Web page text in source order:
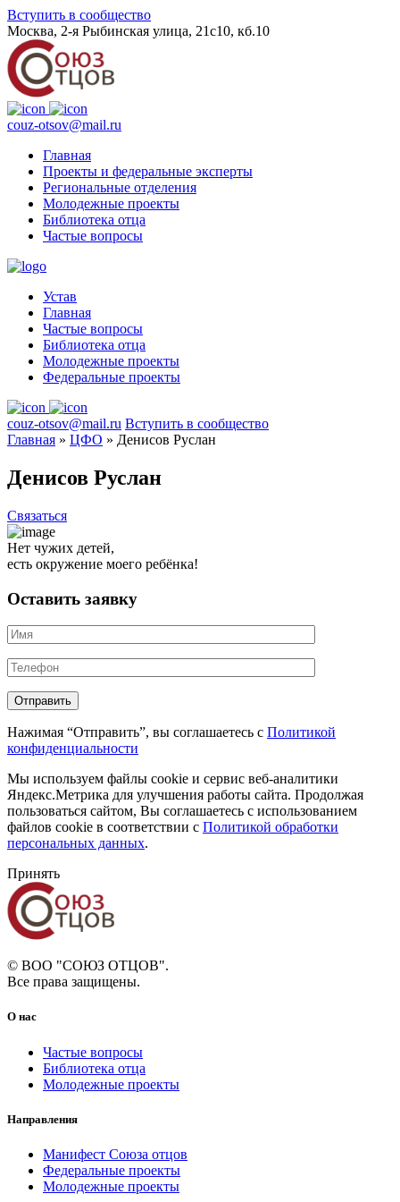
Вступить в сообщество
Москва, 2-я Рыбинская улица, 21с10, кб.10
couz-otsov@mail.ru
Главная
Проекты и федеральные эксперты
Региональные отделения
Молодежные проекты
Библиотека отца
Частые вопросы
Устав
Главная
Частые вопросы
Библиотека отца
Молодежные проекты
Федеральные проекты
couz-otsov@mail.ru Вступить в сообщество
Главная » ЦФО » Денисов Руслан
Денисов Руслан
Связаться
Нет чужих детей,
есть окружение моего ребёнка!
Оставить заявку
Нажимая “Отправить”, вы соглашаетесь с Политикой
конфиденциальности
Мы используем файлы cookie и сервис веб-аналитики
Яндекс.Метрика для улучшения работы сайта. Продолжая
пользоваться сайтом, Вы соглашаетесь с использованием
файлов cookie в соответствии с Политикой обработки
персональных данных.
Принять
© ВОО "СОЮЗ ОТЦОВ".
Все права защищены.
О нас
Частые вопросы
Библиотека отца
Молодежные проекты
Направления
Манифест Союза отцов
Федеральные проекты
Молодежные проекты